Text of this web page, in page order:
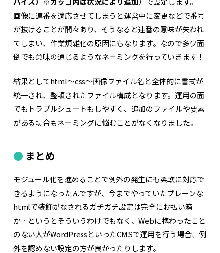
画像に連番を適応させてしまうと運営中に変更などで番号
が抜けることが間々あり、そうなると連番の意味が失われ
てしまい、作業煩雑化の原因にもなります。なので多少面
倒でも意味の通じるようなネーミングを行っていきます！
結果としてhtml〜css〜画像ファイル名と全体的に書式が
統一され、整頓されたファイル構成となります。運用の面
でもトラブルシュートもしやすく、追加のファイルや要素
がある場合もネーミングに悩むことがなくなりました。
まとめ
モジュール化を進めることで例外の発生にも柔軟に対応で
きるようになったんですが、今までやっていたプレーンな
htmlで装飾がなされるガチガチ設定は完全にお払い箱
か…というとそういうわけでもなく、Webに携わったこと
のない人がWordPressといったCMSで運用を行う場合、例
外を認めない設定の方が良かったりします。